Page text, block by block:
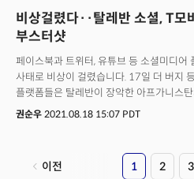
3.83% 상승, 700달러 선을 회복했다.펀드
CNBC 클로징 벨에 출연, “연준의 테이퍼링
주요국의 증시도 연준의 테이퍼링 속도
(현지시각) 일제히 상승 마감했다. 영국 런
7109.02를 기록했고, 독일 프랑크푸르트
대비 0.28% 오른 1만 5852.79로 거래를
비상걸렸다··탈레반 소셜, T모
부스터샷
페이스북과 트위터, 유튜브 등 소셜미디어
사태로 비상이 걸렸습니다. 17일 더 버지
플랫폼들은 탈레반이 장악한 아프가니스
입장을 속속 내놓고 있습니다. 해당 공식
“폭력적인 콘텐츠나 플랫폼 조작 등에 대
페이스북은 탈레반을 ‘위험한 조직’으로
권순우 2021.08.18 15:07 PDT
이전 1 2 3